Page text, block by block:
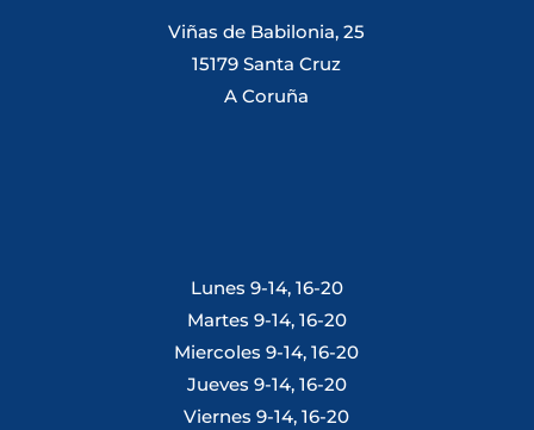
Viñas de Babilonia, 25
15179 Santa Cruz
A Coruña
Lunes 9-14, 16-20
Martes 9-14, 16-20
Miercoles 9-14, 16-20
Jueves 9-14, 16-20
Viernes 9-14, 16-20